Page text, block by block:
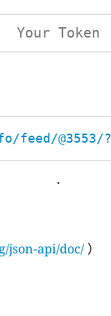
@3553/
.
json-api/doc/ ）